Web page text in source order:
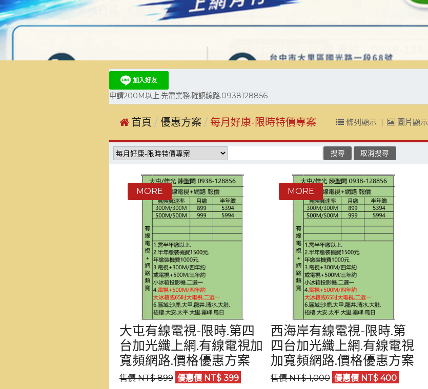
申請200M以上.先電業務.確認線路.0938128856
首頁 優惠方案 每月好康-限時特價專案 條列顯示 | 圖片顯示
大屯有線電視-限時.第四
台加光纖上網.有線電視加
寬頻網路.價格優惠方案
售價 NT$ 899 優惠價 NT$ 399
西海岸有線電視-限時.第
四台加光纖上網.有線電視
加寬頻網路.價格優惠方案
售價 NT$ 1,000 優惠價 NT$ 400